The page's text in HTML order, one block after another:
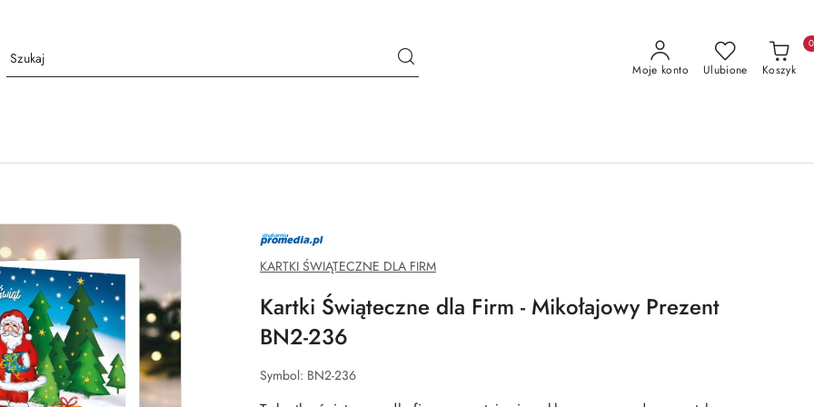
Moje konto Ulubione Koszyk
0
PROMEDIA.PL
KARTKI ŚWIĄTECZNE DLA FIRM
Kartki Świąteczne dla Firm - Mikołajowy Prezent
BN2-236
Symbol: BN2-236